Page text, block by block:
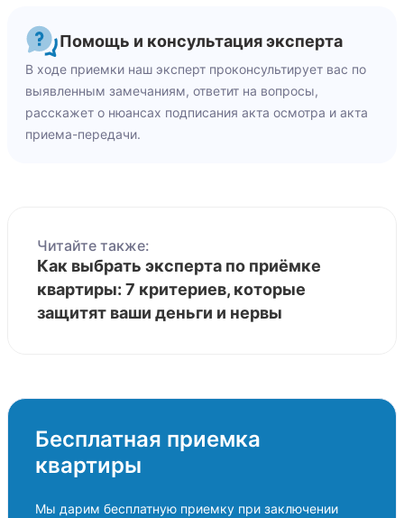
Помощь и консультация эксперта
В ходе приемки наш эксперт проконсультирует вас по
выявленным замечаниям, ответит на вопросы,
расскажет о нюансах подписания акта осмотра и акта
приема-передачи.
Читайте также:
Как выбрать эксперта по приёмке
квартиры: 7 критериев, которые
защитят ваши деньги и нервы
Бесплатная приемка
квартиры
Мы дарим бесплатную приемку при заключении